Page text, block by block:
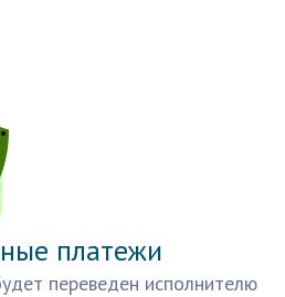
платежи
переведен исполнителю